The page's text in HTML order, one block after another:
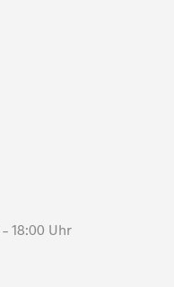
18:00 Uhr